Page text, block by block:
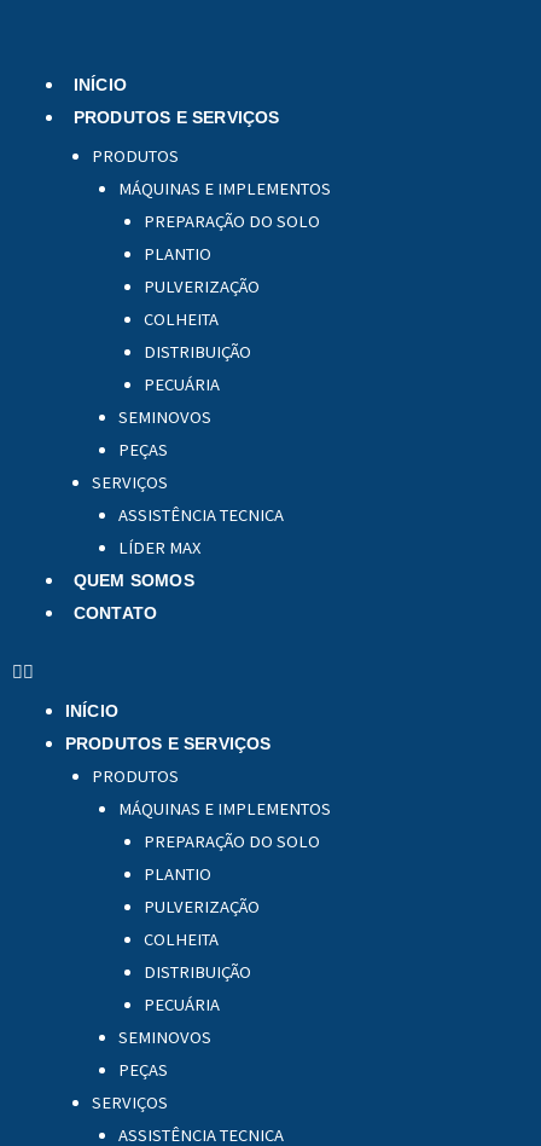
INÍCIO
PRODUTOS E SERVIÇOS
PRODUTOS
MÁQUINAS E IMPLEMENTOS
PREPARAÇÃO DO SOLO
PLANTIO
PULVERIZAÇÃO
COLHEITA
DISTRIBUIÇÃO
PECUÁRIA
SEMINOVOS
PEÇAS
SERVIÇOS
ASSISTÊNCIA TECNICA
LÍDER MAX
QUEM SOMOS
CONTATO
Menu
INÍCIO
PRODUTOS E SERVIÇOS
PRODUTOS
MÁQUINAS E IMPLEMENTOS
PREPARAÇÃO DO SOLO
PLANTIO
PULVERIZAÇÃO
COLHEITA
DISTRIBUIÇÃO
PECUÁRIA
SEMINOVOS
PEÇAS
SERVIÇOS
ASSISTÊNCIA TECNICA